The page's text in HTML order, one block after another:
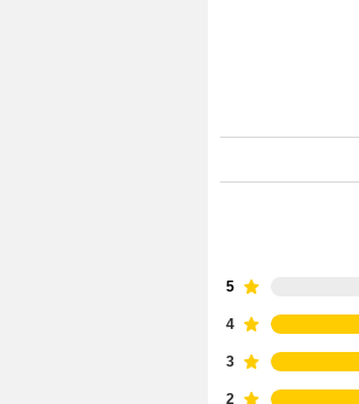
5
4
3
2